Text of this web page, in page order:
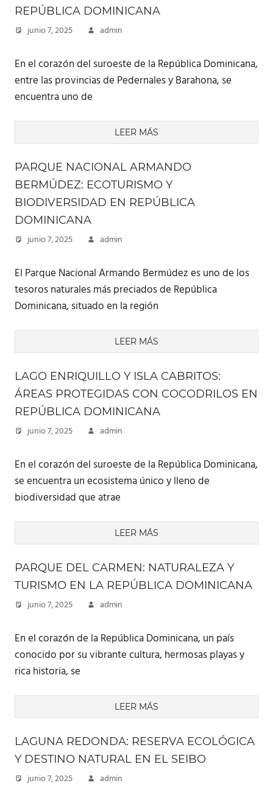
REPÚBLICA DOMINICANA
junio 7, 2025 admin
En el corazón del suroeste de la República Dominicana,
entre las provincias de Pedernales y Barahona, se
encuentra uno de
LEER MÁS
PARQUE NACIONAL ARMANDO
BERMÚDEZ: ECOTURISMO Y
BIODIVERSIDAD EN REPÚBLICA
DOMINICANA
junio 7, 2025 admin
El Parque Nacional Armando Bermúdez es uno de los
tesoros naturales más preciados de República
Dominicana, situado en la región
LEER MÁS
LAGO ENRIQUILLO Y ISLA CABRITOS:
ÁREAS PROTEGIDAS CON COCODRILOS EN
REPÚBLICA DOMINICANA
junio 7, 2025 admin
En el corazón del suroeste de la República Dominicana,
se encuentra un ecosistema único y lleno de
biodiversidad que atrae
LEER MÁS
PARQUE DEL CARMEN: NATURALEZA Y
TURISMO EN LA REPÚBLICA DOMINICANA
junio 7, 2025 admin
En el corazón de la República Dominicana, un país
conocido por su vibrante cultura, hermosas playas y
rica historia, se
LEER MÁS
LAGUNA REDONDA: RESERVA ECOLÓGICA
Y DESTINO NATURAL EN EL SEIBO
junio 7, 2025 admin